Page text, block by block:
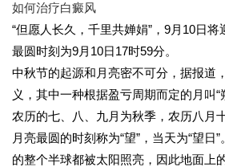
如何治疗白癜风
“但愿人长久，千里共婵娟”，9月10日
最圆时刻为9月10日17时59分。
中秋节的起源和月亮密不可分，据报道
义，其中一种根据盈亏周期而定的月叫
农历的七、八、九月为秋季，农历八月
月亮最圆的时刻称为“望”，当天为“望
的整个半球都被太阳照亮，因此地面上